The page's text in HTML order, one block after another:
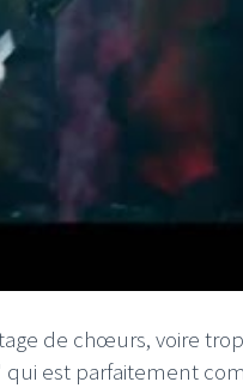
de chœurs, voire trop
qui est parfaitement